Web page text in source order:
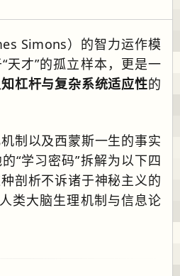
Simons）的智力运作模
天才”的孤立样本，更是一
杠杆与复杂系统适应性的
制以及西蒙斯一生的事实
“学习密码”拆解为以下四
剖析不诉诸于神秘主义的
类大脑生理机制与信息论